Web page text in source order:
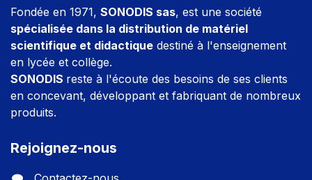
Fondée en 1971, SONODIS sas, est une société
spécialisée dans la distribution de matériel
scientifique et didactique destiné à l'enseignement
en lycée et collège.
SONODIS reste à l'écoute des besoins de ses clients
en concevant, développant et fabriquant de nombreux
produits.
Rejoignez-nous